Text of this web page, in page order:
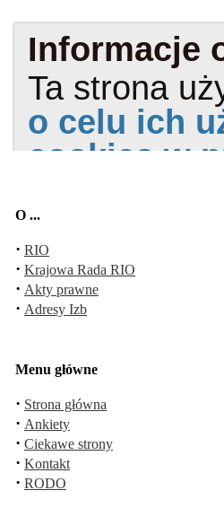
O ...
· RIO
· Krajowa Rada RIO
· Akty prawne
· Adresy Izb
Menu główne
· Strona główna
· Ankiety
· Ciekawe strony
· Kontakt
· RODO